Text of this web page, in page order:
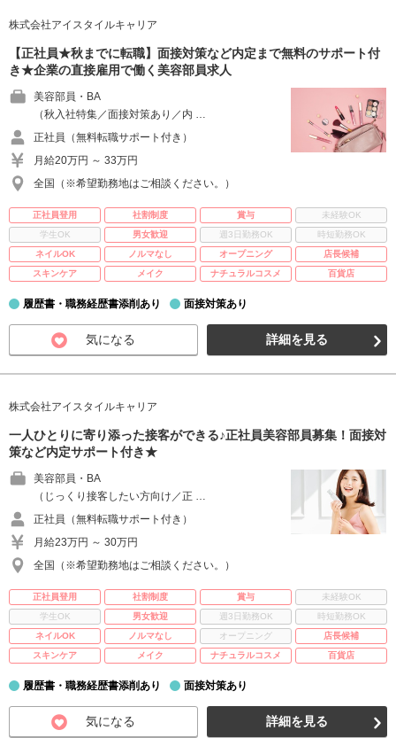
株式会社アイスタイルキャリア
【正社員★秋までに転職】面接対策など内定まで無料のサポート付
き★企業の直接雇用で働く美容部員求人
美容部員・BA
（秋入社特集／面接対策あり／内 …
正社員（無料転職サポート付き）
月給20万円 ～ 33万円
全国（※希望勤務地はご相談ください。）
正社員登用 社割制度 賞与
未経験OK
学生OK
男女歓迎 週3日勤務OK
時短勤務OK
ネイルOK
ノルマなし オープニング
店長候補
スキンケア
メイク ナチュラルコスメ 百貨店
履歴書・職務経歴書添削あり 面接対策あり
気になる 詳細を見る
株式会社アイスタイルキャリア
一人ひとりに寄り添った接客ができる♪正社員美容部員募集！面接対
策など内定サポート付き★
美容部員・BA
（じっくり接客したい方向け／正 …
正社員（無料転職サポート付き）
月給23万円 ～ 30万円
全国（※希望勤務地はご相談ください。）
正社員登用 社割制度 賞与
未経験OK
学生OK
男女歓迎 週3日勤務OK
時短勤務OK
ネイルOK
ノルマなし オープニング
店長候補
スキンケア
メイク ナチュラルコスメ 百貨店
履歴書・職務経歴書添削あり 面接対策あり
気になる 詳細を見る